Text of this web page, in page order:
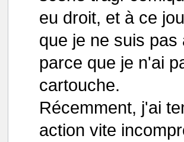
eu droit, et à ce
que je ne suis
parce que je n'ai
cartouche.
Récemment, j'ai
action vite